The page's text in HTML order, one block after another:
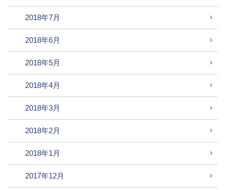
2018年7月
2018年6月
2018年5月
2018年4月
2018年3月
2018年2月
2018年1月
2017年12月